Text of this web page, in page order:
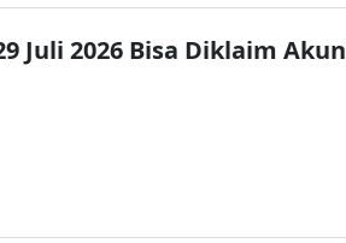
Juli 2026 Bisa Diklaim Akun